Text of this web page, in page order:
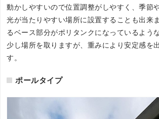
動かしやすいので位置調整がしやすく、季節
光が当たりやすい場所に設置することも出来
るベース部分がポリタンクになっているよう
少し場所を取りますが、重みにより安定感を
す。
ポールタイプ